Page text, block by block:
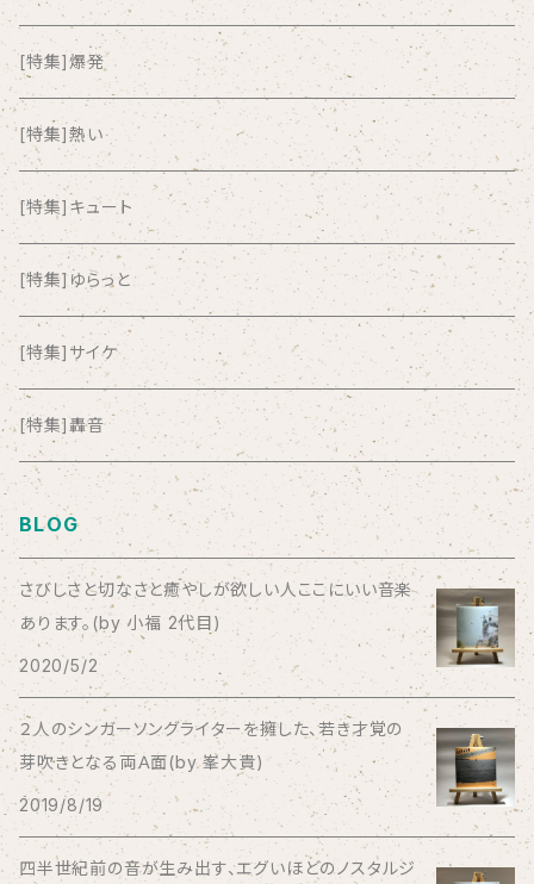
ALL ITEM 10 TIMES
Amia Calva
Amsterdamned
ANYO
And Summer Club
anticlockwise
Aysula
Bad Operation
Bagus!
BBBBBBB
The BEG
The Beths
[特集]爆発
[特集]熱い
[特集]キュート
[特集]ゆらっと
[特集]サイケ
[特集]轟音
BLOG
さびしさと切なさと癒やしが欲しい人ここにいい音楽
あります。(by 小福 2代目)
2020/5/2
２人のシンガーソングライターを擁した、若き才覚の
芽吹きとなる両Ａ面(by 峯大貴)
2019/8/19
四半世紀前の音が生み出す、エグいほどのノスタルジ